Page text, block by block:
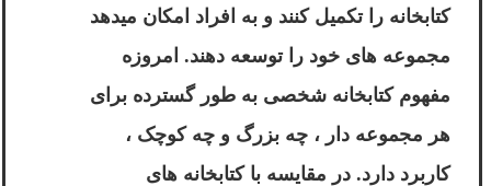
کتابخانه را تکمیل کنند و به افراد امکان میدهد
مجموعه های خود را توسعه دهند. امروزه
مفهوم کتابخانه شخصی به طور گسترده برای
هر مجموعه دار ، چه بزرگ و چه کوچک ،
کاربرد دارد. در مقایسه با کتابخانه های